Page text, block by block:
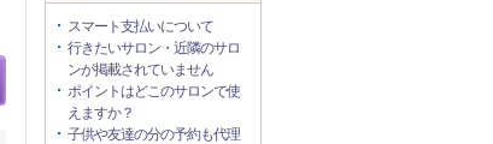
スマート支払いについて
行きたいサロン・近隣のサロ
ンが掲載されていません
ポイントはどこのサロンで使
えますか？
子供や友達の分の予約も代理